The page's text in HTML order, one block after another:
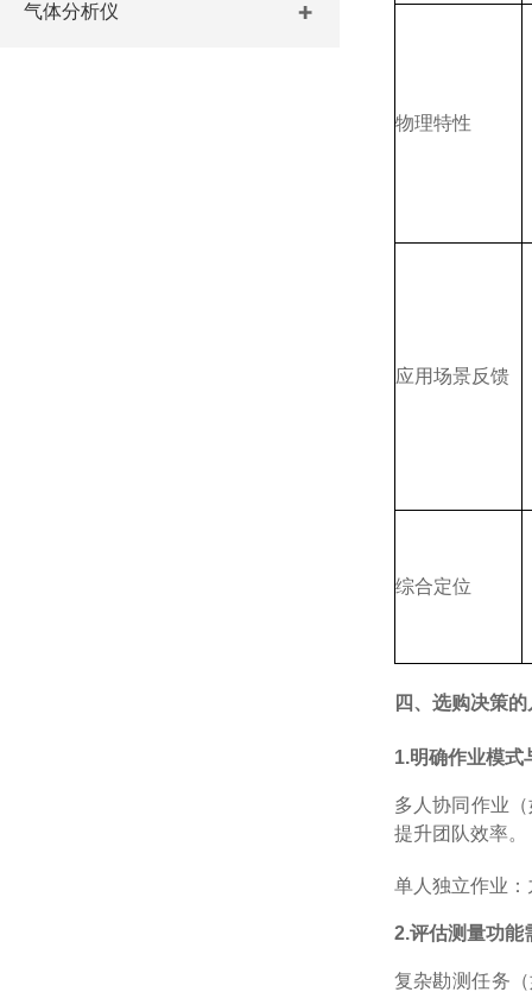
物理特性
应用场景反馈
综合定位
四、选购决策
1.明确作业模式
多人协同作业
提升团队效率。
单人独立作业
2.评估测量功能
复杂勘测任务
气体分析仪